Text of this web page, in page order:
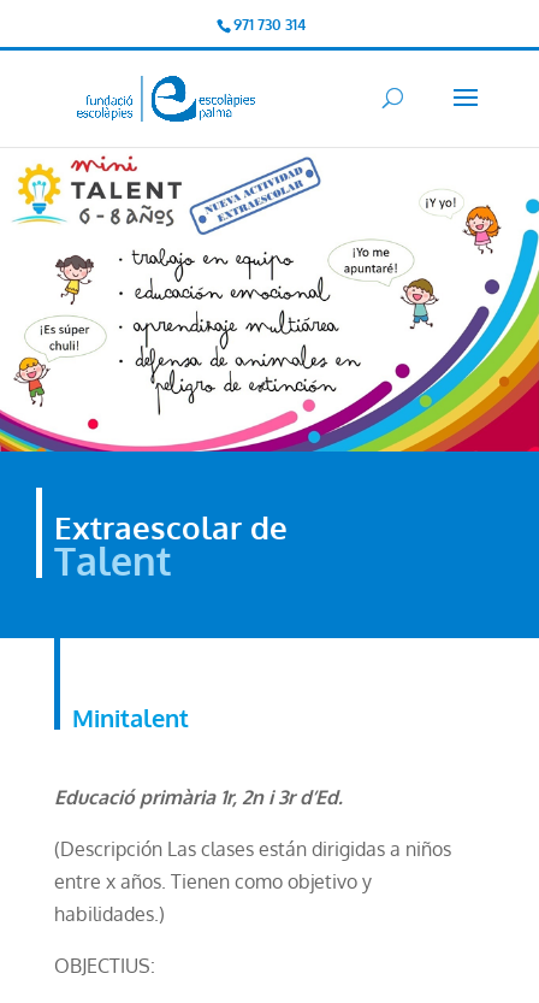
971 730 314
Extraescolar de
Talent
Minitalent
Educació primària 1r, 2n i 3r d’Ed.
(Descripción Las clases están dirigidas a niños
entre x años. Tienen como objetivo y
habilidades.)
OBJECTIUS: